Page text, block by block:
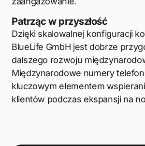
Patrząc w przyszłość
Dzięki skalowalnej konfiguracji
BlueLife GmbH jest dobrze
dalszego rozwoju
Międzynarodowe numery
kluczowym elementem
klientów podczas ekspansji na